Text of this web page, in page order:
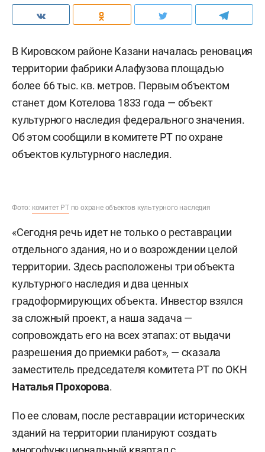
В Кировском районе Казани началась реновация
территории фабрики Алафузова площадью
более 66 тыс. кв. метров. Первым объектом
станет дом Котелова 1833 года — объект
культурного наследия федерального значения.
Об этом сообщили в комитете РТ по охране
объектов культурного наследия.
Фото: комитет РТпо охране объектов культурного наследия
«Сегодня речь идет не только о реставрации
отдельного здания, но и о возрождении целой
территории. Здесь расположены три объекта
культурного наследия и два ценных
градоформирующих объекта. Инвестор взялся
за сложный проект, а наша задача —
сопровождать его на всех этапах: от выдачи
разрешения до приемки работ», — сказала
заместитель председателя комитета РТ по ОКН
Наталья Прохорова.
По ее словам, после реставрации исторических
зданий на территории планируют создать